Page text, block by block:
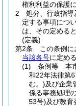
権利利益の保護
2
処分、行政指
定する事項につ
は、その定める
(定義)
第2条
この条例に
当該各号に定め
(1)
条例等 本
和22年法律第
む。)及び企業
係る事務処理
53号)及び教育